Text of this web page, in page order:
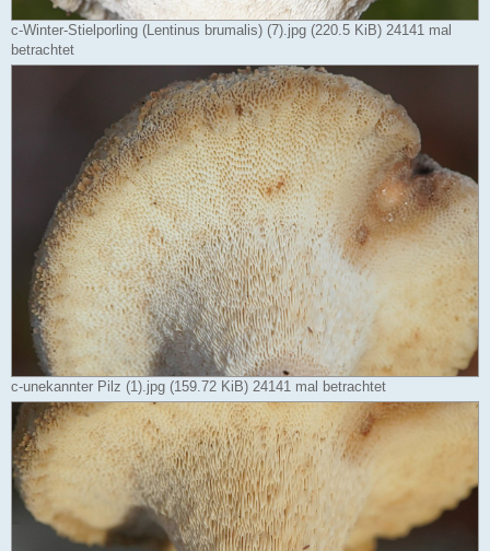
c-Winter-Stielporling (Lentinus brumalis) (7).jpg (220.5 KiB) 24141 mal
betrachtet
c-unekannter Pilz (1).jpg (159.72 KiB) 24141 mal betrachtet